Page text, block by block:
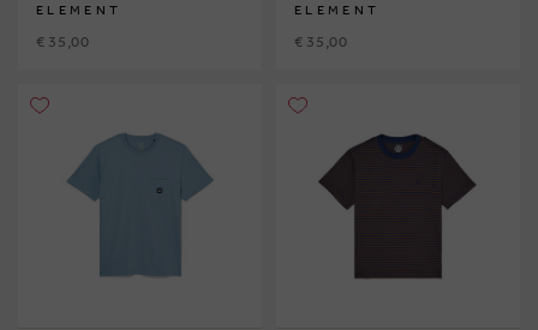
ELEMENT
€ 35,00
ELEMENT
€ 35,00